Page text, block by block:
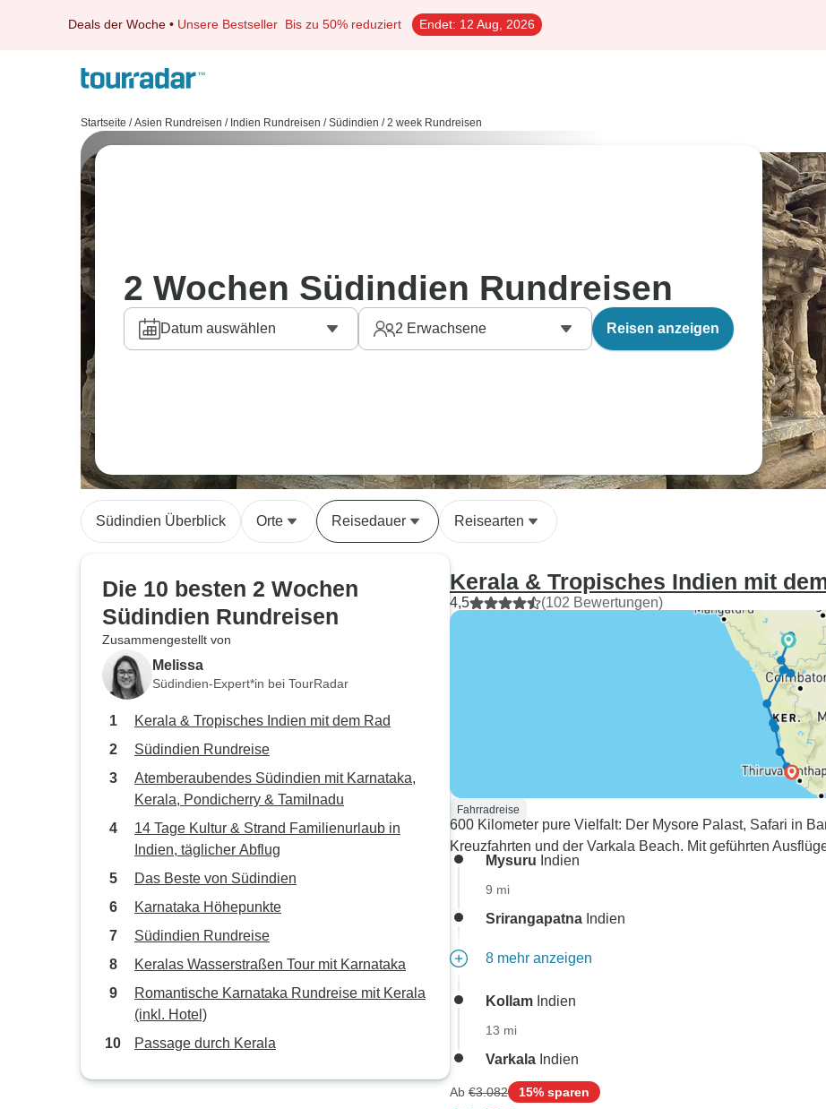
Deals der Woche • Unsere Bestseller Bis zu 50% reduziert Endet: 12 Aug, 2026
Startseite / Asien Rundreisen / Indien Rundreisen / Südindien / 2 week Rundreisen
2 Wochen Südindien Rundreisen
Datum auswählen 2 Erwachsene Reisen anzeigen
Südindien Überblick Orte Reisedauer Reisearten
Die 10 besten 2 Wochen
Südindien Rundreisen
Zusammengestellt von
Melissa
Südindien-Expert*in bei TourRadar
Kerala & Tropisches Indien mit dem Rad
Südindien Rundreise
Atemberaubendes Südindien mit Karnataka,
Kerala, Pondicherry & Tamilnadu
14 Tage Kultur & Strand Familienurlaub in
Indien, täglicher Abflug
Das Beste von Südindien
Karnataka Höhepunkte
Südindien Rundreise
Keralas Wasserstraßen Tour mit Karnataka
Romantische Karnataka Rundreise mit Kerala
(inkl. Hotel)
Passage durch Kerala
Kerala & Tropisches Indien mit
4,5 (102 Bewertungen)
Fahrradreise
600 Kilometer pure Vielfalt: Der Mysore Palast, Safari in
Kreuzfahrten und der Varkala Beach. Mit geführten
Mysuru Indien
9 mi
Srirangapatna Indien
8 mehr anzeigen
Kollam Indien
13 mi
Varkala Indien
Ab €3.082 15% sparen